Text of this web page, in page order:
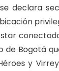
declara
de Bogotá
y